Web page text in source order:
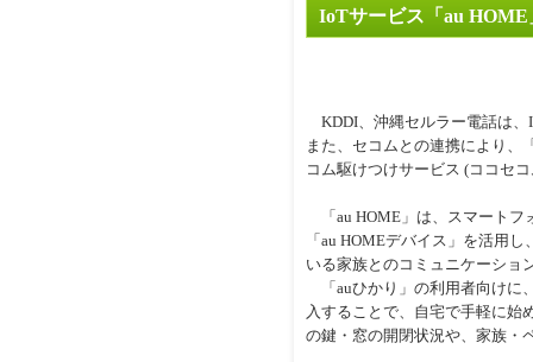
基地局ニュース 決算情
料金改
IoTサービス「au
KDDI、沖縄セルラー電話は、
また、セコムとの連携により、
コム駆けつけサービス (ココセ
「au HOME」は、スマートフ
「au HOMEデバイス」を活用
いる家族とのコミュニケーショ
「auひかり」の利用者向けに
入することで、自宅で手軽に始
の鍵・窓の開閉状況や、家族・